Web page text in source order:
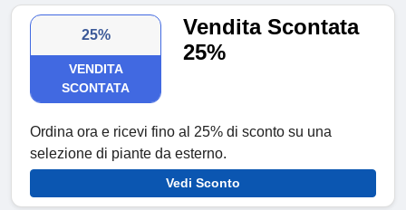
25%
VENDITA
SCONTATA
Vendita Scontata
25%
Ordina ora e ricevi fino al 25% di sconto su una
selezione di piante da esterno.
Vedi Sconto